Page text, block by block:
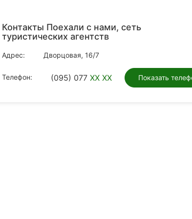
Контакты Поехали с нами, сеть
туристических агентств
Адрес: Дворцовая, 16/7
Телефон: (095) 077 XX XX Показать